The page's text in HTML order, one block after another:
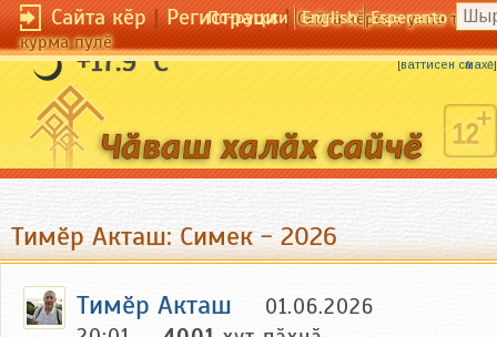
Сайта кӗр|Регистраци|Сайта кӗрсен унпа
курма пулӗ
По-русски English Esperanto
+17.9 °C Мулкачӑн хӑлхи вӑрӑм та хӳри кӗске.
[ваттисен сӑмахӗ]
Тимӗр Акташ: Симек - 2026
Тимӗр Акташ
01.06.2026